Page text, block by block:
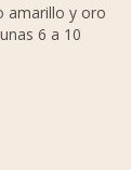
amarillo y oro
6 a 10